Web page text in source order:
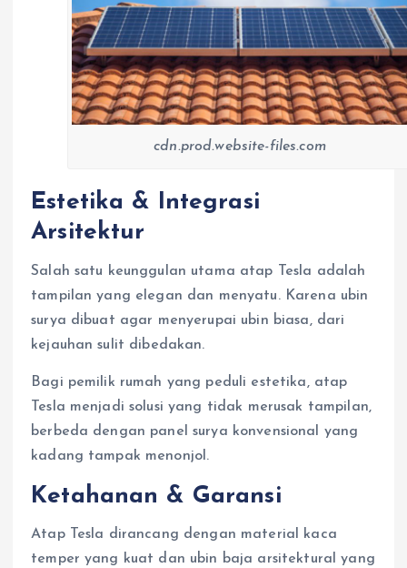
cdn.prod.website-files.com
Estetika & Integrasi
Arsitektur
Salah satu keunggulan utama atap Tesla adalah
tampilan yang elegan dan menyatu. Karena ubin
surya dibuat agar menyerupai ubin biasa, dari
kejauhan sulit dibedakan.
Bagi pemilik rumah yang peduli estetika, atap
Tesla menjadi solusi yang tidak merusak tampilan,
berbeda dengan panel surya konvensional yang
kadang tampak menonjol.
Ketahanan & Garansi
Atap Tesla dirancang dengan material kaca
temper yang kuat dan ubin baja arsitektural yang